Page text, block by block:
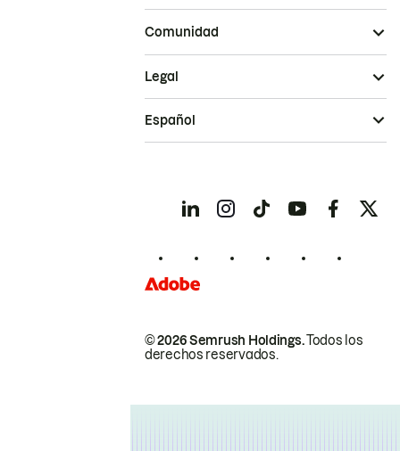
Comunidad
© 2026 Semrush Holdings.Todos los
derechos reservados.
Legal
Español